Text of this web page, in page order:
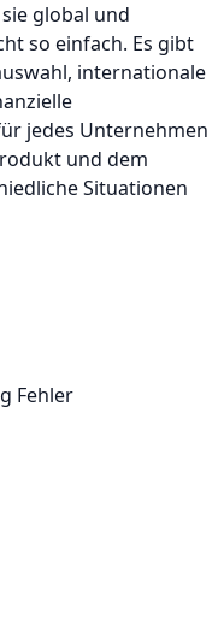
global und
so einfach. Es gibt
internationale
jedes Unternehmen
und dem
Situationen